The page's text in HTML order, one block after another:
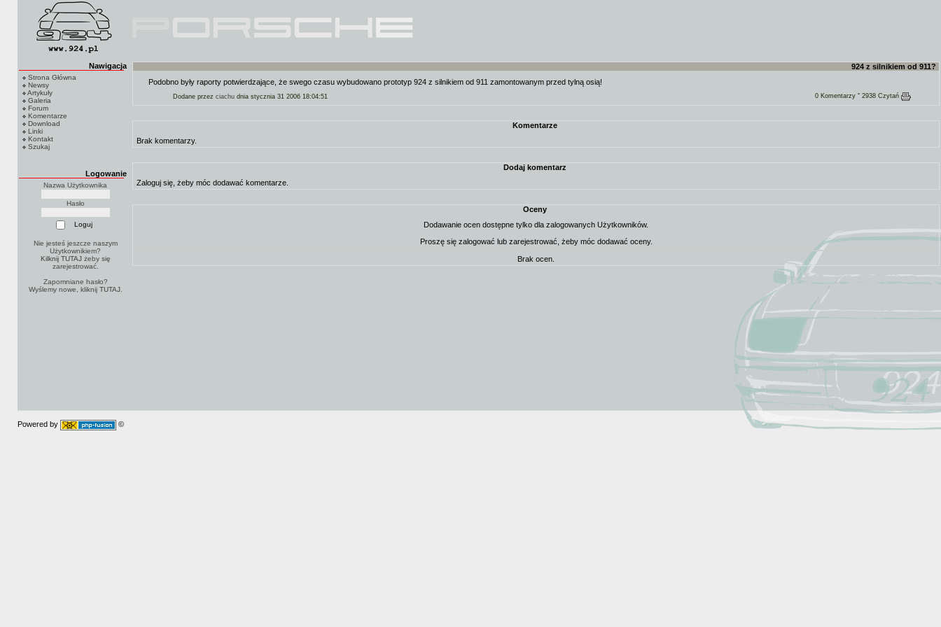
Nawigacja
Strona Główna
Newsy
Artykuły
Galeria
Forum
Komentarze
Download
Linki
Kontakt
Szukaj
Logowanie
Nazwa Użytkownika
Hasło
Nie jesteś jeszcze naszym
Użytkownikiem?
Kilknij TUTAJżeby się
zarejestrować.
Zapomniane hasło?
Wyślemy nowe, kliknij TUTAJ.
924 z silnikiem od 911?
Podobno były raporty potwierdzające, że swego czasu wybudowano prototyp 924 z silnikiem od 911 zamontowanym przed tylną osią!
Dodane przez ciachu dnia stycznia 31 2006 18:04:51 0 Komentarzy ˇ 2938 Czytań
Komentarze
Brak komentarzy.
Dodaj komentarz
Zaloguj się, żeby móc dodawać komentarze.
Oceny
Dodawanie ocen dostępne tylko dla zalogowanych Użytkowników.
Proszę się zalogować lub zarejestrować, żeby móc dodawać oceny.
Brak ocen.
Powered by ©